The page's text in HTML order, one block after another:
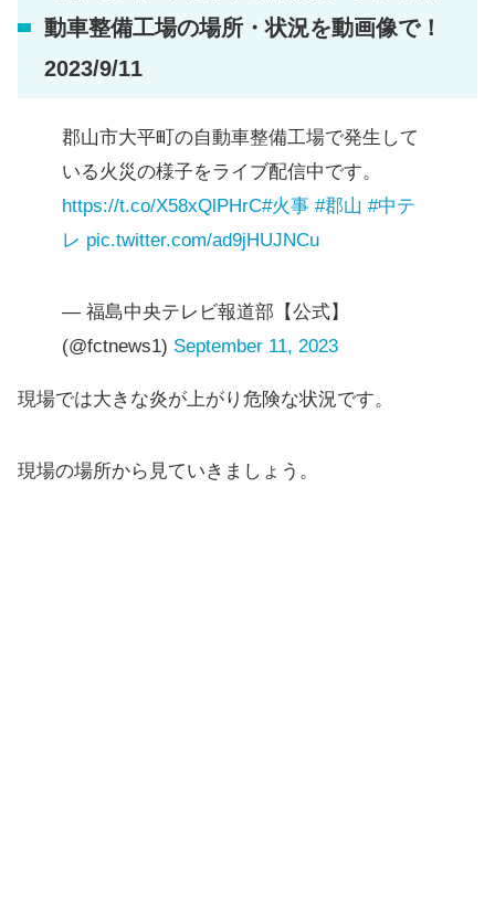
動車整備工場の場所・状況を動画像で！
2023/9/11
郡山市大平町の自動車整備工場で発生して
いる火災の様子をライブ配信中です。
https://t.co/X58xQlPHrC#火事 #郡山 #中テ
レ pic.twitter.com/ad9jHUJNCu
— 福島中央テレビ報道部【公式】
(@fctnews1) September 11, 2023
現場では大きな炎が上がり危険な状況です。
現場の場所から見ていきましょう。